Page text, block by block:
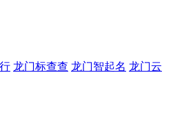
龙门标查查 龙门智起名 龙门云